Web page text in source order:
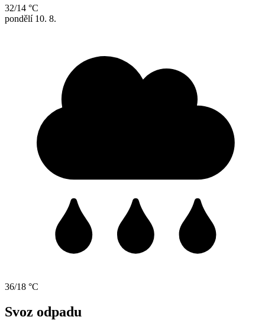
32/14 °C
pondělí 10. 8.
36/18 °C
Svoz odpadu